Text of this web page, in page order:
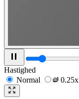
Hastighed
Normal
0.25x